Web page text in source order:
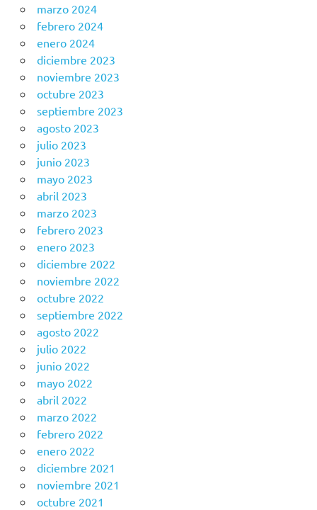
marzo 2024
febrero 2024
enero 2024
diciembre 2023
noviembre 2023
octubre 2023
septiembre 2023
agosto 2023
julio 2023
junio 2023
mayo 2023
abril 2023
marzo 2023
febrero 2023
enero 2023
diciembre 2022
noviembre 2022
octubre 2022
septiembre 2022
agosto 2022
julio 2022
junio 2022
mayo 2022
abril 2022
marzo 2022
febrero 2022
enero 2022
diciembre 2021
noviembre 2021
octubre 2021